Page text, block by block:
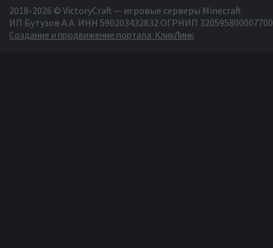
2018-2026 © VictoryCraft — игровые серверы Minecraft
ИП Бутузов А.А. ИНН 590203432832 ОГРНИП 320595800007700
Создание и продвижение портала: КликЛинк